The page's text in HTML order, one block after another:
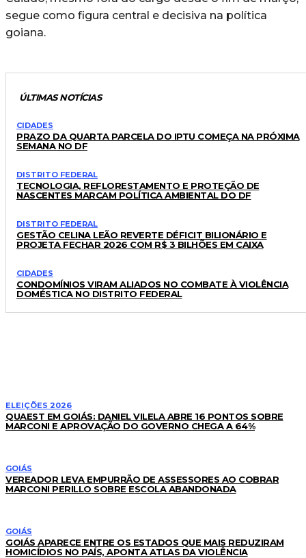
segue como figura central e decisiva na política
goiana.
ÚLTIMAS NOTÍCIAS
CIDADES
PRAZO DA QUARTA PARCELA DO IPTU COMEÇA NA PRÓXIMA
SEMANA NO DF
DISTRITO FEDERAL
TECNOLOGIA, REFLORESTAMENTO E PROTEÇÃO DE
NASCENTES MARCAM POLÍTICA AMBIENTAL DO DF
DISTRITO FEDERAL
GESTÃO CELINA LEÃO REVERTE DÉFICIT BILIONÁRIO E
PROJETA FECHAR 2026 COM R$ 3 BILHÕES EM CAIXA
CIDADES
CONDOMÍNIOS VIRAM ALIADOS NO COMBATE À VIOLÊNCIA
DOMÉSTICA NO DISTRITO FEDERAL
ELEIÇÕES 2026
QUAEST EM GOIÁS: DANIEL VILELA ABRE 16 PONTOS SOBRE
MARCONI E APROVAÇÃO DO GOVERNO CHEGA A 64%
GOIÁS
VEREADOR LEVA EMPURRÃO DE ASSESSORES AO COBRAR
MARCONI PERILLO SOBRE ESCOLA ABANDONADA
GOIÁS
GOIÁS APARECE ENTRE OS ESTADOS QUE MAIS REDUZIRAM
HOMICÍDIOS NO PAÍS, APONTA ATLAS DA VIOLÊNCIA